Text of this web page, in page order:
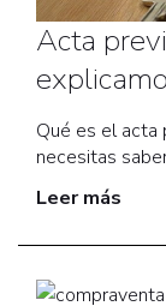
Acta
Qué es el acta
necesitas
Leer más